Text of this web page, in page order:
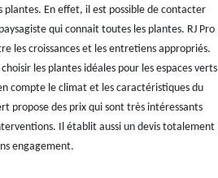
plantes. En effet, il est possible de contacter
qui connait toutes les plantes. RJ Pro
les croissances et les entretiens appropriés.
les plantes idéales pour les espaces verts
compte le climat et les caractéristiques du
propose des prix qui sont très intéressants
Il établit aussi un devis totalement
engagement.